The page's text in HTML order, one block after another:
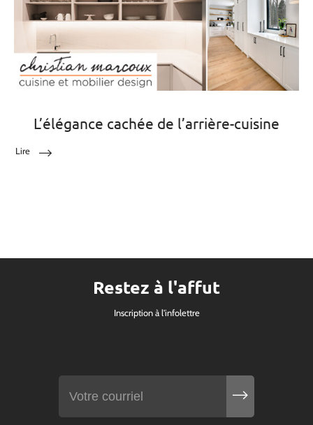
L’élégance cachée de l’arrière-cuisine
Lire
Restez à l'affut
Inscription à l'infolettre